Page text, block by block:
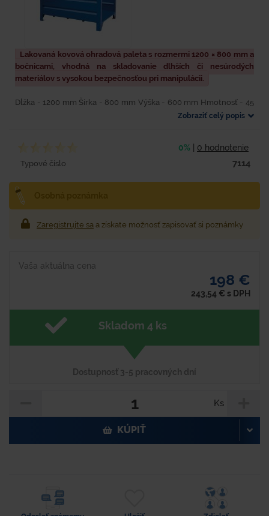
Lakovaná kovová ohradová paleta s rozmermi 1200 × 800 mm a
bočnicami, vhodná na skladovanie dlhších či nesúrodých
materiálov s vysokou bezpečnosťou pri manipulácii.
Dĺžka - 1200 mm Šírka - 800 mm Výška - 600 mm Hmotnosť - 45
kg Materiál - oceľ Farba - modrá Nosnosť - 1000 kg Povrchová
Zobraziť celý popis
0% 0 hodnotenie
Typové číslo 7114
Zaregistrujte sa a získate možnosť zapisovať si poznámky
Vaša aktuálna cena
198 €
243,54 € s DPH
Skladom 4 ks
Dostupnosť 3-5 pracovných dní
Ks
KÚPIŤ